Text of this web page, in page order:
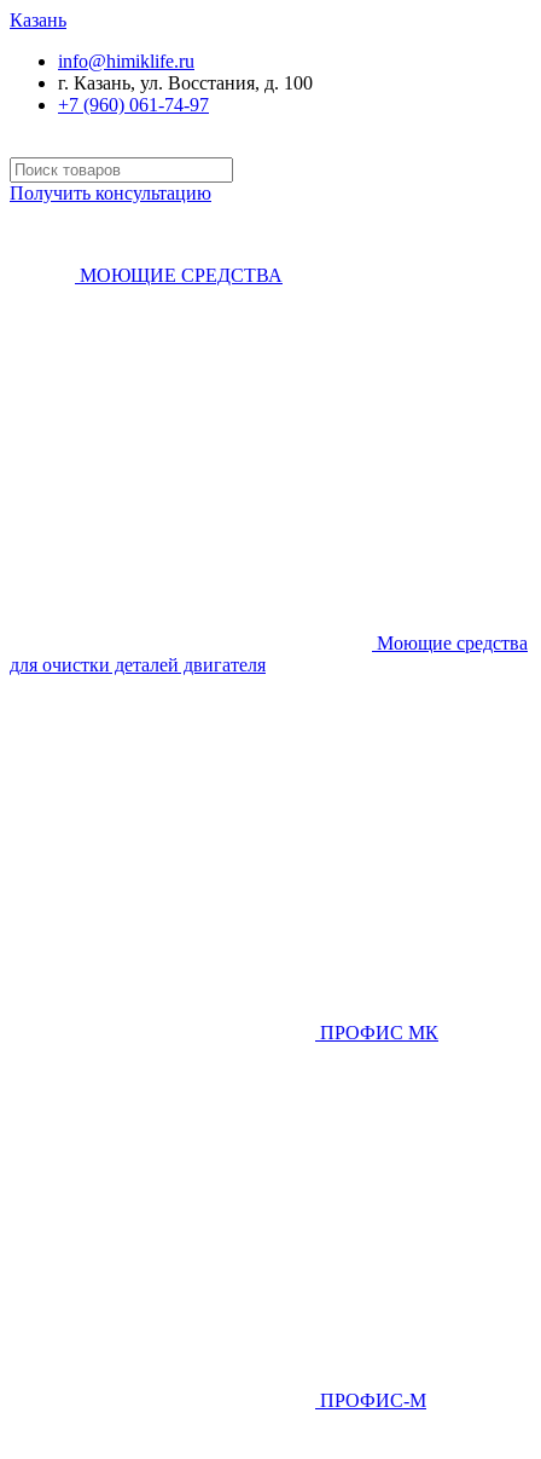
Казань
info@himiklife.ru
г. Казань, ул. Восстания, д. 100
+7 (960) 061-74-97
Получить консультацию
МОЮЩИЕ СРЕДСТВА
Моющие средства
для очистки деталей двигателя
ПРОФИС МК
ПРОФИС-М